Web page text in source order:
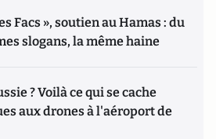
Facs », soutien au Hamas : du
slogans, la même haine
? Voilà ce qui se cache
aux drones à l'aéroport de